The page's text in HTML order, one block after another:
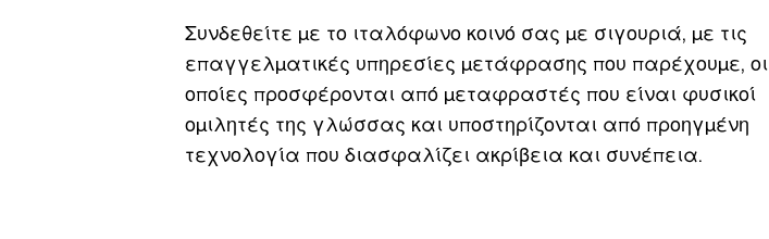
Συνδεθείτε με το ιταλόφωνο κοινό σας με σιγουριά, με τις
επαγγελματικές υπηρεσίες μετάφρασης που παρέχουμε, οι
οποίες προσφέρονται από μεταφραστές που είναι φυσικοί
ομιλητές της γλώσσας και υποστηρίζονται από προηγμένη
τεχνολογία που διασφαλίζει ακρίβεια και συνέπεια.